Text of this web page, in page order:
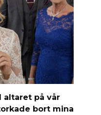
altaret på vår
bort mina